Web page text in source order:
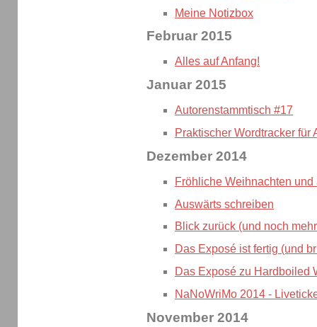
Meine Notizbox
Februar 2015
Alles auf Anfang!
Januar 2015
Autorenstammtisch #17
Praktischer Wordtracker für
Dezember 2014
Fröhliche Weihnachten
Auswärts schreiben
Blick zurück (und noch
Das Exposé ist fertig (und
Das Exposé zu Hardboiled
NaNoWriMo 2014 -
November 2014